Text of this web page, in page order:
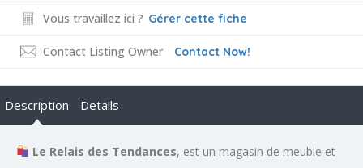
Vous travaillez ici ? Gérer cette fiche
Contact Listing Owner Contact Now!
Description Details
Le Relais des Tendances, est un magasin de meuble et